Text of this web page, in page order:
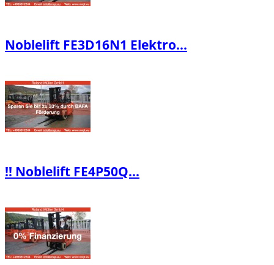
Noblelift FE3D16N1 Elektro...
‼️ Noblelift FE4P50Q...